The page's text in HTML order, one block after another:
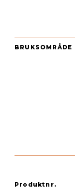
BRUKSOMRÅDE
Produktnr.